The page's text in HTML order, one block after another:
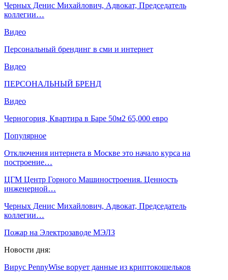
Черных Денис Михайлович, Адвокат, Председатель
коллегии…
Видео
Персональный брендинг в сми и интернет
Видео
ПЕРСОНАЛЬНЫЙ БРЕНД
Видео
Черногория, Квартира в Баре 50м2 65,000 евро
Популярное
Отключения интернета в Москве это начало курса на
построение…
ЦГМ Центр Горного Машиностроения. Ценность
инженерной…
Черных Денис Михайлович, Адвокат, Председатель
коллегии…
Пожар на Электрозаводе МЭЛЗ
Новости дня:
Вирус PennyWise ворует данные из криптокошельков